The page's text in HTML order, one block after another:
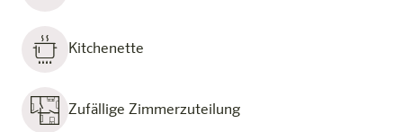
Kitchenette
Zufällige Zimmerzuteilung